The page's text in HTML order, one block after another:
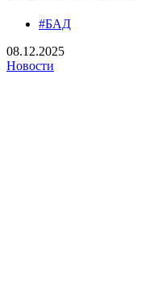
#БАД
08.12.2025
Новости